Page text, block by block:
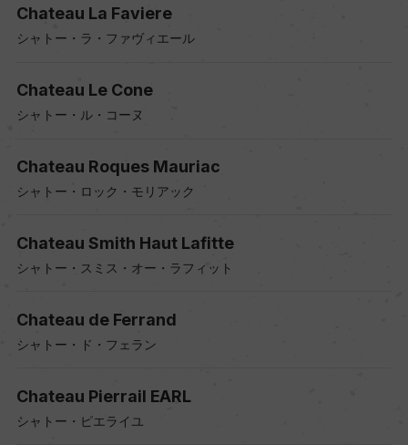
Chateau La Faviere
シャトー・ラ・ファヴィエール
Chateau Le Cone
シャトー・ル・コーヌ
Chateau Roques Mauriac
シャトー・ロック・モリアック
Chateau Smith Haut Lafitte
シャトー・スミス・オー・ラフィット
Chateau de Ferrand
シャトー・ド・フェラン
Chateau Pierrail EARL
シャトー・ピエライユ